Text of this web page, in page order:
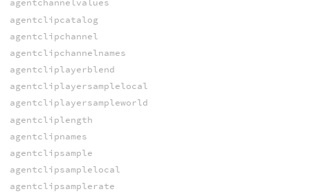
agentchannelvalues
agentclipcatalog
agentclipchannel
agentclipchannelnames
agentcliplayerblend
agentcliplayersamplelocal
agentcliplayersampleworld
agentcliplength
agentclipnames
agentclipsample
agentclipsamplelocal
agentclipsamplerate